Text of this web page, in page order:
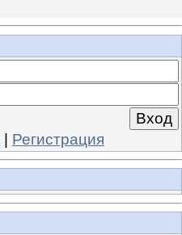
| Регистрация